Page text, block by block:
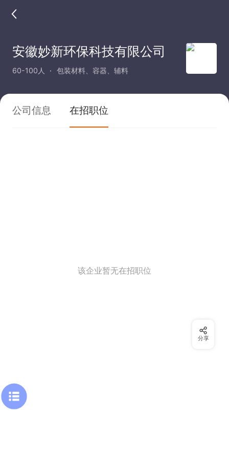
安徽妙新环保科技有限公司
60-100人 包装材料、容器、辅料
公司信息 在招职位
该企业暂无在招职位
分享